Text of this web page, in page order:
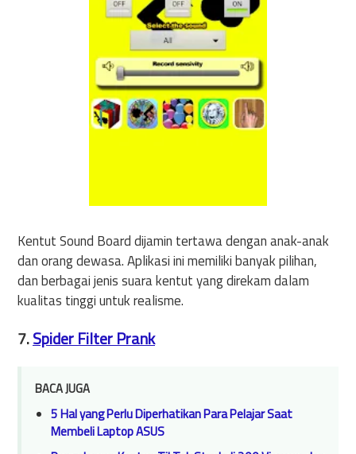
Kentut Sound Board dijamin tertawa dengan anak-anak
dan orang dewasa. Aplikasi ini memiliki banyak pilihan,
dan berbagai jenis suara kentut yang direkam dalam
kualitas tinggi untuk realisme.
7.Spider Filter Prank
BACA JUGA
5 Hal yang Perlu Diperhatikan Para Pelajar Saat
Membeli Laptop ASUS